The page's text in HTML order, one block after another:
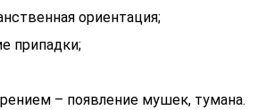
ориентация;
припадки;
– появление мушек, тумана.